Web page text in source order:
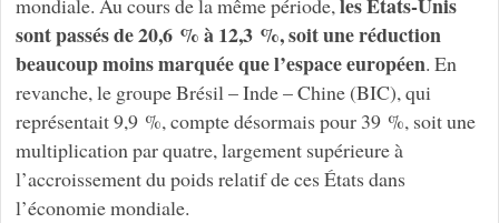
mondiale. Au cours de la même période,
sont passés de 20,6 % à 12,3 %, soit une réduction
beaucoup moins marquée que l’espace européen. En
revanche, le groupe Brésil – Inde – Chine (BIC), qui
représentait 9,9 %, compte désormais pour 39 %, soit une
multiplication par quatre, largement supérieure à
l’accroissement du poids relatif de ces États dans
l’économie mondiale.